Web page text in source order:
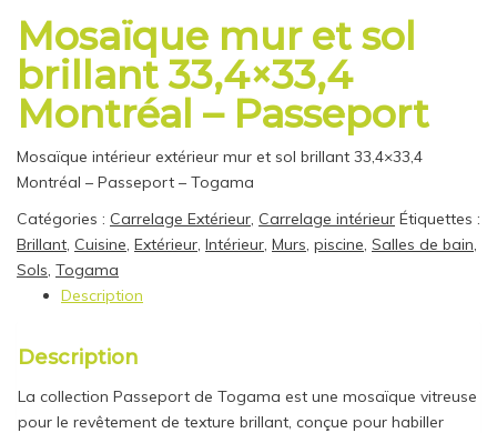
Mosaïque mur et sol
brillant 33,4×33,4
Montréal – Passeport
Mosaïque intérieur extérieur mur et sol brillant 33,4×33,4
Montréal – Passeport – Togama
Catégories : Carrelage Extérieur, Carrelage intérieur Étiquettes :
Brillant, Cuisine, Extérieur, Intérieur, Murs, piscine, Salles de bain,
Sols, Togama
Description
Description
La collection Passeport de Togama est une mosaïque vitreuse
pour le revêtement de texture brillant, conçue pour habiller